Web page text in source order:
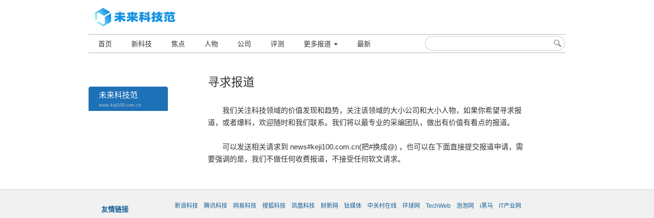
首页 新科技 焦点 人物 公司 评测 更多报道 最新
未来科技范
www.keji100.com.cn
寻求报道
我们关注科技领域的价值发现和趋势，关注该领域的大小公司和大小人物，如果你希望寻求报
道，或者爆料，欢迎随时和我们联系。我们将以最专业的采编团队，做出有价值有看点的报道。
可以发送相关请求到 news#keji100.com.cn(把#换成@) ，也可以在下面直接提交报道申请，需
要强调的是，我们不做任何收费报道，不接受任何软文请求。
友情链接 新浪科技 腾讯科技 网易科技 搜狐科技 凤凰科技 财新网 钛媒体 中关村在线 环球网 TechWeb 泡泡网 i黑马 IT产业网